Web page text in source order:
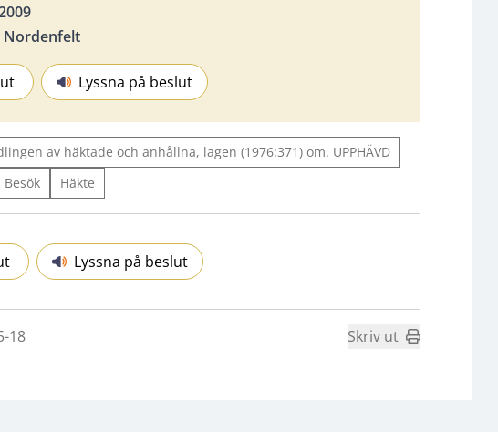
Nordenfelt
Lyssna på beslut
av häktade och anhållna, lagen (1976:371) om. UPPHÄVD
Besök Häkte
Lyssna på beslut
18 Skriv ut